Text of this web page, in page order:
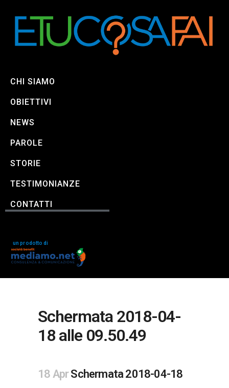
CHI SIAMO
OBIETTIVI
NEWS
PAROLE
STORIE
TESTIMONIANZE
CONTATTI
un prodotto di
Schermata 2018-04-
18 alle 09.50.49
18 AprSchermata 2018-04-18